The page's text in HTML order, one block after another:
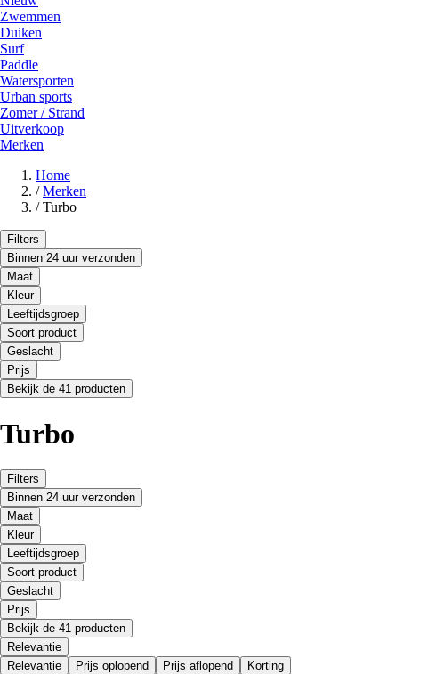
Zwemmen
Duiken
Surf
Paddle
Watersporten
Urban sports
Zomer / Strand
Uitverkoop
Merken
Home
/ Merken
/ Turbo
Filters
Binnen 24 uur verzonden
Maat
Kleur
Leeftijdsgroep
Soort product
Geslacht
Prijs
Bekijk de 41 producten
Turbo
Filters
Binnen 24 uur verzonden
Maat
Kleur
Leeftijdsgroep
Soort product
Geslacht
Prijs
Bekijk de 41 producten
Relevantie
Relevantie
Prijs oplopend Prijs aflopend Korting